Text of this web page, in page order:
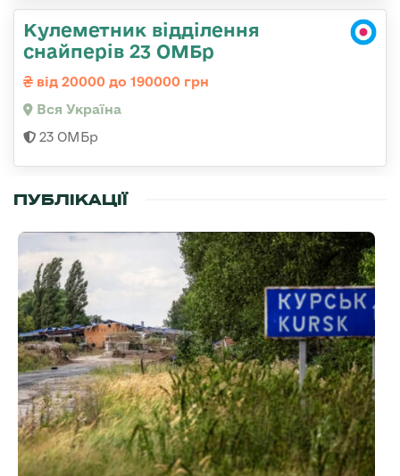
Кулеметник відділення
снайперів 23 ОМБр
від 20000 до 190000 грн
Вся Україна
23 ОМБр
ПУБЛІКАЦІЇ